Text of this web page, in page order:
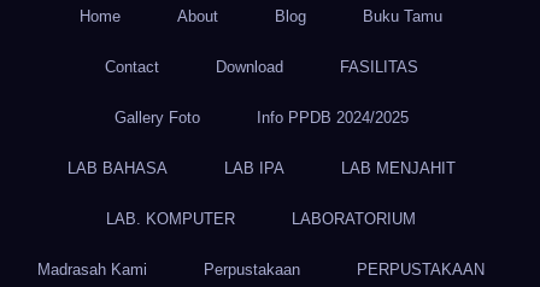
Home About Blog Buku Tamu
Contact Download FASILITAS
Gallery Foto Info PPDB 2024/2025
LAB BAHASA LAB IPA LAB MENJAHIT
LAB. KOMPUTER LABORATORIUM
Madrasah Kami Perpustakaan PERPUSTAKAAN